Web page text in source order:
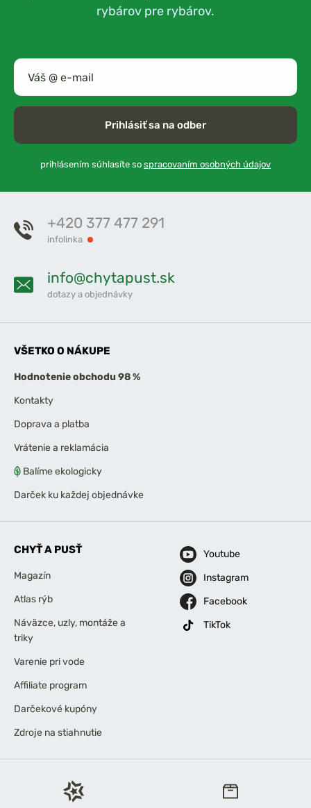
rybárov pre rybárov.
Prihlásiť sa na odber
prihlásením súhlasíte so spracovaním osobných údajov
+420 377 477 291
infolinka
info@chytapust.sk
dotazy a objednávky
VŠETKO O NÁKUPE
Hodnotenie obchodu 98 %
Kontakty
Doprava a platba
Vrátenie a reklamácia
Balíme ekologicky
Darček ku každej objednávke
CHYŤ A PUSŤ
Magazín
Atlas rýb
Náväzce, uzly, montáže a
triky
Varenie pri vode
Affiliate program
Darčekové kupóny
Zdroje na stiahnutie
Youtube
Instagram
Facebook
TikTok